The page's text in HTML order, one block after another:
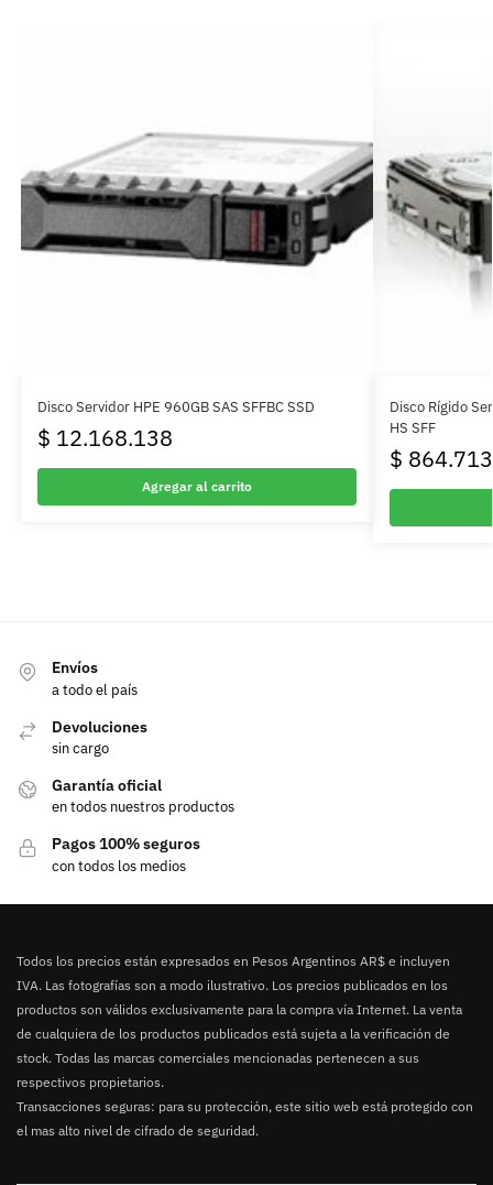
Disco Servidor HPE 960GB SAS SFFBC SSD
$ 12.168.138
Agregar al carrito
Disco Rígido
HS SFF
$ 864.713
Envíos
a todo el país
Devoluciones
sin cargo
Garantía oficial
en todos nuestros productos
Pagos 100% seguros
con todos los medios
Todos los precios están expresados en Pesos Argentinos AR$ e incluyen
IVA. Las fotografías son a modo ilustrativo. Los precios publicados en los
productos son válidos exclusivamente para la compra vía Internet. La venta
de cualquiera de los productos publicados está sujeta a la verificación de
stock. Todas las marcas comerciales mencionadas pertenecen a sus
respectivos propietarios.
Transacciones seguras: para su protección, este sitio web está protegido con
el mas alto nivel de cifrado de seguridad.